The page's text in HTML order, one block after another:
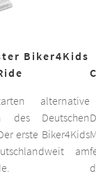
Biker4Kids
alternative
des Deutschen
erste Biker4Kids
am